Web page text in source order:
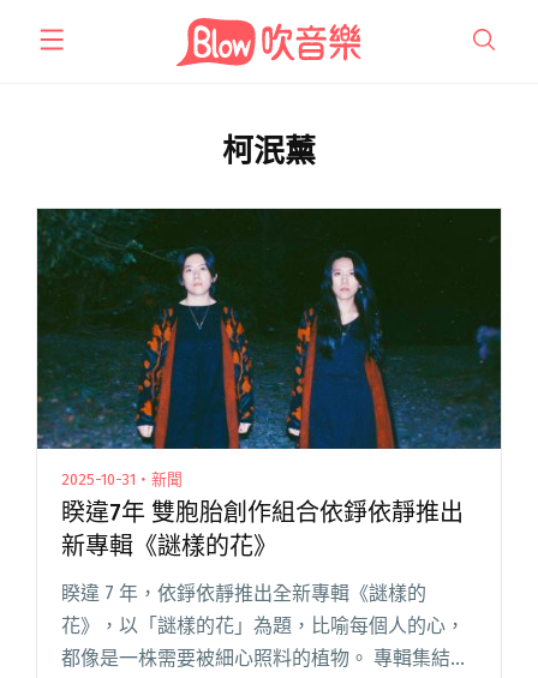
柯泯薰
2025-10-31・新聞
睽違7年 雙胞胎創作組合依錚依靜推出
新專輯《謎樣的花》
睽違 7 年，依錚依靜推出全新專輯《謎樣的
花》，以「謎樣的花」為題，比喻每個人的心，
都像是一株需要被細心照料的植物。 專輯集結金